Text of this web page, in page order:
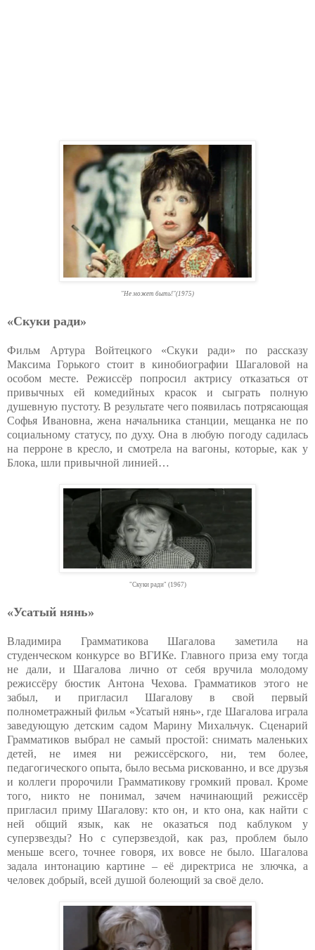
"Не может быть!"(1975)
«Скуки ради»
Фильм Артура Войтецкого «Скуки ради» по рассказу
Максима Горького стоит в кинобиографии Шагаловой на
особом месте. Режиссёр попросил актрису отказаться от
привычных ей комедийных красок и сыграть полную
душевную пустоту. В результате чего появилась потрясающая
Софья Ивановна, жена начальника станции, мещанка не по
социальному статусу, по духу. Она в любую погоду садилась
на перроне в кресло, и смотрела на вагоны, которые, как у
Блока, шли привычной линией…
"Скуки ради" (1967)
«Усатый нянь»
Владимира Грамматикова Шагалова заметила на
студенческом конкурсе во ВГИКе. Главного приза ему тогда
не дали, и Шагалова лично от себя вручила молодому
режиссёру бюстик Антона Чехова. Грамматиков этого не
забыл, и пригласил Шагалову в свой первый
полнометражный фильм «Усатый нянь», где Шагалова играла
заведующую детским садом Марину Михальчук. Сценарий
Грамматиков выбрал не самый простой: снимать маленьких
детей, не имея ни режиссёрского, ни, тем более,
педагогического опыта, было весьма рискованно, и все друзья
и коллеги пророчили Грамматикову громкий провал. Кроме
того, никто не понимал, зачем начинающий режиссёр
пригласил приму Шагалову: кто он, и кто она, как найти с
ней общий язык, как не оказаться под каблуком у
суперзвезды? Но с суперзвездой, как раз, проблем было
меньше всего, точнее говоря, их вовсе не было. Шагалова
задала интонацию картине – её директриса не злючка, а
человек добрый, всей душой болеющий за своё дело.